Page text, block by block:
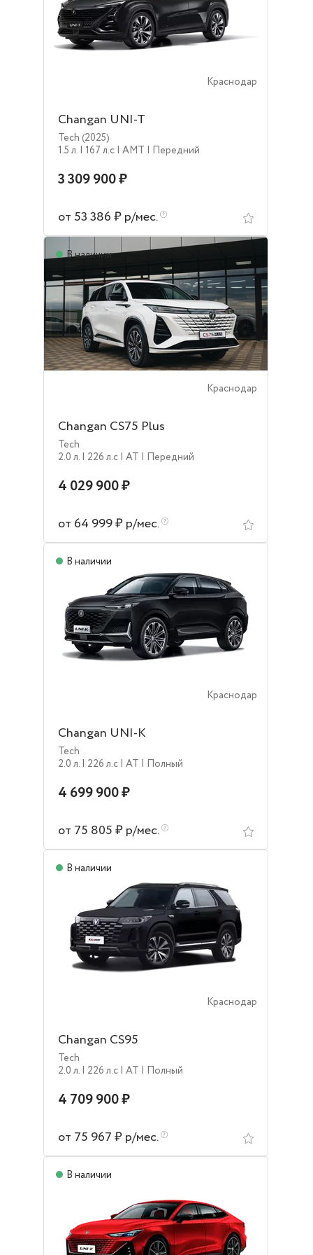
Краснодар
Changan UNI-T
Tech (2025)
1.5 л. | 167 л.c | AMT | Передний
3 309 900 ₽
от 53 386 ₽ р/мес.
В наличии
Краснодар
Changan CS75 Plus
Tech
2.0 л. | 226 л.c | AT | Передний
4 029 900 ₽
от 64 999 ₽ р/мес.
В наличии
Краснодар
Changan UNI-K
Tech
2.0 л. | 226 л.c | AT | Полный
4 699 900 ₽
от 75 805 ₽ р/мес.
В наличии
Краснодар
Changan CS95
Tech
2.0 л. | 226 л.c | AT | Полный
4 709 900 ₽
от 75 967 ₽ р/мес.
В наличии